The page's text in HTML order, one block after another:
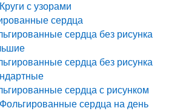
Круги с узорами
сердца
сердца без рисунка
сердца без рисунка
сердца с рисунком
Фольгированные сердца на день